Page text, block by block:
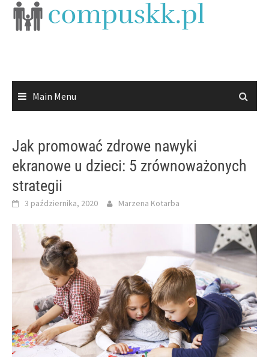
Skip
Main Menu
Jak promować zdrowe nawyki
ekranowe u dzieci: 5 zrównoważonych
strategii
3 października, 2020 Marzena Kotarba